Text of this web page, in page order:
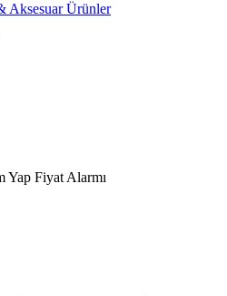
Aksesuar Ürünler
Yap Fiyat Alarmı